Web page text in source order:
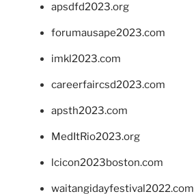
apsdfd2023.org
forumausape2023.com
imkl2023.com
careerfaircsd2023.com
apsth2023.com
MedItRio2023.org
lcicon2023boston.com
waitangidayfestival2022.com